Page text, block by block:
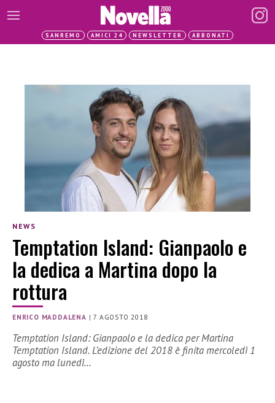
SANREMO AMICI 24 NEWSLETTER ABBONATI
NEWS
Temptation Island: Gianpaolo e
la dedica a Martina dopo la
rottura
ENRICO MADDALENA |7 AGOSTO 2018
Temptation Island: Gianpaolo e la dedica per Martina
Temptation Island. L’edizione del 2018 è finita mercoledì 1
agosto ma lunedì…